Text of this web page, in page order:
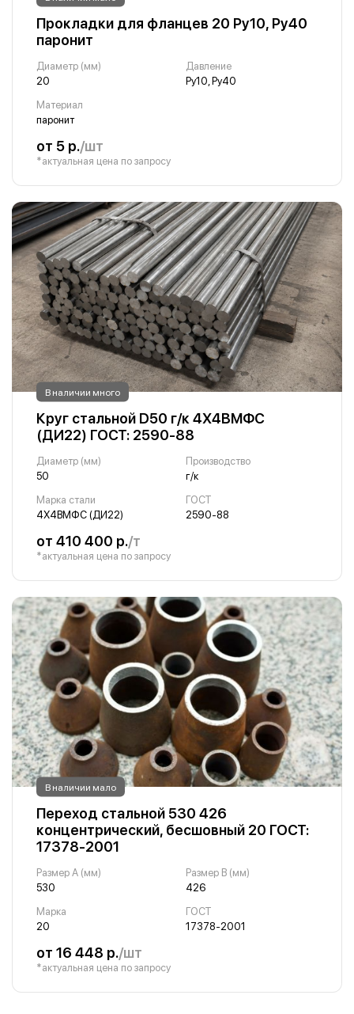
Прокладки для фланцев 20 Ру10, Ру40
паронит
Диаметр (мм)
20
Давление
Ру10, Ру40
Материал
паронит
от 5 р./шт
*актуальная цена по запросу
В наличии много
Круг стальной D50 г/к 4Х4ВМФС
(ДИ22) ГОСТ: 2590-88
Диаметр (мм)
50
Производство
г/к
Марка стали
4Х4ВМФС (ДИ22)
ГОСТ
2590-88
от 410 400 р./т
*актуальная цена по запросу
В наличии мало
Переход стальной 530 426
концентрический, бесшовный 20 ГОСТ:
17378-2001
Размер A (мм)
530
Размер B (мм)
426
Марка
20
ГОСТ
17378-2001
от 16 448 р./шт
*актуальная цена по запросу